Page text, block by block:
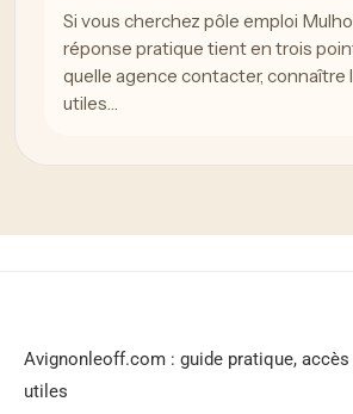
Si vous cherchez pôle emploi
réponse pratique tient en trois
quelle agence contacter, connaître
utiles…
Avignonleoff.com : guide pratique,
utiles